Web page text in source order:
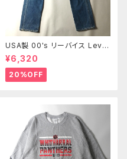
USA製 00's リーバイス Lev
i's 501 ボタンフライ ストレート
ジーンズ 赤タブ 紙パッチ 釦裏5
53 髭落ち W30 オールド m07
18-1
¥6,320
20%OFF